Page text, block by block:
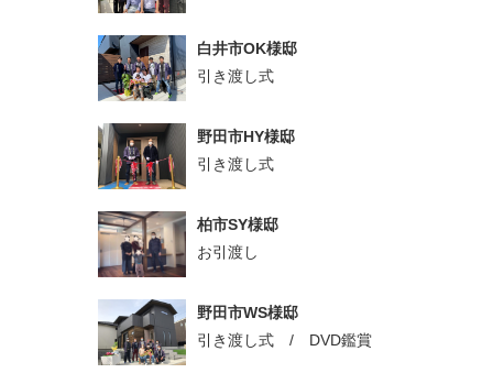
白井市OK様邸
引き渡し式
野田市HY様邸
引き渡し式
柏市SY様邸
お引渡し
野田市WS様邸
引き渡し式 / DVD鑑賞